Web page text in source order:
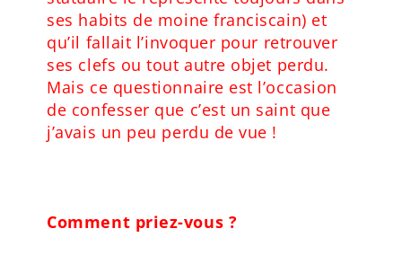
ses habits de moine franciscain) et
qu’il fallait l’invoquer pour retrouver
ses clefs ou tout autre objet perdu.
Mais ce questionnaire est l’occasion
de confesser que c’est un saint que
j’avais un peu perdu de vue !
Comment priez-vous ?